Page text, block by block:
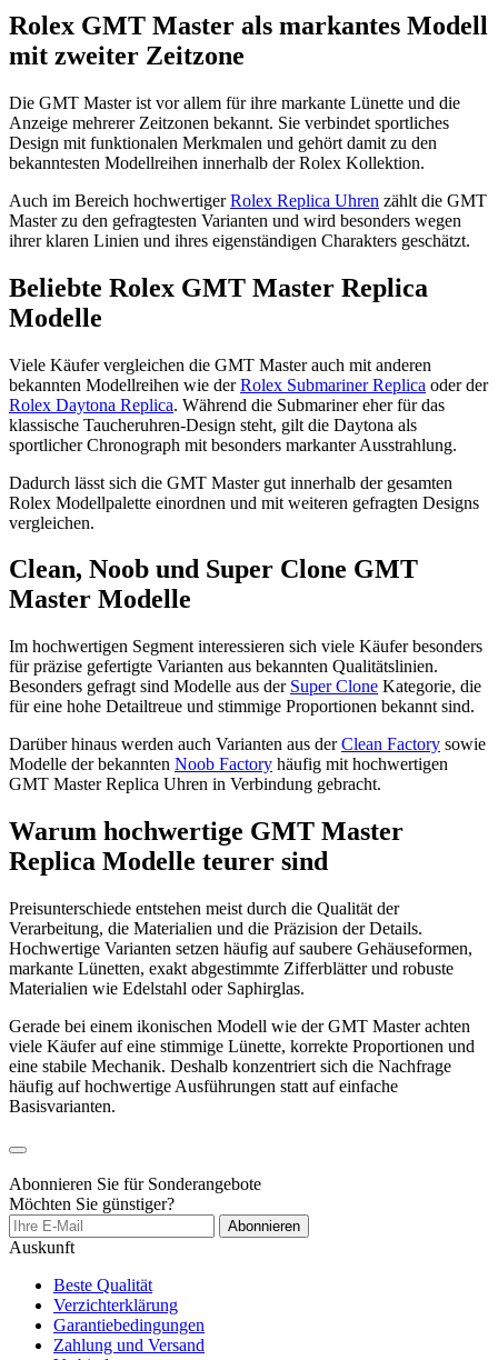
Rolex GMT Master als markantes Modell
mit zweiter Zeitzone
Die GMT Master ist vor allem für ihre markante Lünette und die
Anzeige mehrerer Zeitzonen bekannt. Sie verbindet sportliches
Design mit funktionalen Merkmalen und gehört damit zu den
bekanntesten Modellreihen innerhalb der Rolex Kollektion.
Auch im Bereich hochwertigerRolex Replica Uhren zählt die GMT
Master zu den gefragtesten Varianten und wird besonders wegen
ihrer klaren Linien und ihres eigenständigen Charakters geschätzt.
Beliebte Rolex GMT Master Replica
Modelle
Viele Käufer vergleichen die GMT Master auch mit anderen
bekannten Modellreihen wie derRolex Submariner Replica oder der
Rolex Daytona Replica. Während die Submariner eher für das
klassische Taucheruhren-Design steht, gilt die Daytona als
sportlicher Chronograph mit besonders markanter Ausstrahlung.
Dadurch lässt sich die GMT Master gut innerhalb der gesamten
Rolex Modellpalette einordnen und mit weiteren gefragten Designs
vergleichen.
Clean, Noob und Super Clone GMT
Master Modelle
Im hochwertigen Segment interessieren sich viele Käufer besonders
für präzise gefertigte Varianten aus bekannten Qualitätslinien.
Besonders gefragt sind Modelle aus der Super Clone Kategorie, die
für eine hohe Detailtreue und stimmige Proportionen bekannt sind.
Darüber hinaus werden auch Varianten aus derClean Factory sowie
Modelle der bekannten Noob Factory häufig mit hochwertigen
GMT Master Replica Uhren in Verbindung gebracht.
Warum hochwertige GMT Master
Replica Modelle teurer sind
Preisunterschiede entstehen meist durch die Qualität der
Verarbeitung, die Materialien und die Präzision der Details.
Hochwertige Varianten setzen häufig auf saubere Gehäuseformen,
markante Lünetten, exakt abgestimmte Zifferblätter und robuste
Materialien wie Edelstahl oder Saphirglas.
Gerade bei einem ikonischen Modell wie der GMT Master achten
viele Käufer auf eine stimmige Lünette, korrekte Proportionen und
eine stabile Mechanik. Deshalb konzentriert sich die Nachfrage
häufig auf hochwertige Ausführungen statt auf einfache
Basisvarianten.
Abonnieren Sie für Sonderangebote
Möchten Sie günstiger?
Abonnieren
Auskunft
Beste Qualität
Verzichterklärung
Garantiebedingungen
Zahlung und Versand